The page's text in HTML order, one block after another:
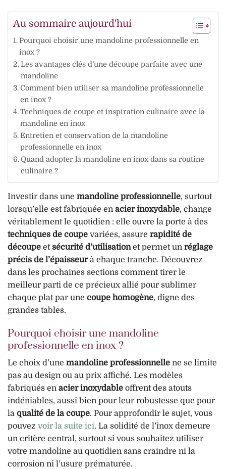
Au sommaire aujourd'hui
Pourquoi choisir une mandoline professionnelle en
inox ?
Les avantages clés d’une découpe parfaite avec une
mandoline
Comment bien utiliser sa mandoline professionnelle
en inox ?
Techniques de coupe et inspiration culinaire avec la
mandoline en inox
Entretien et conservation de la mandoline
professionnelle en inox
Quand adopter la mandoline en inox dans sa routine
culinaire ?
Investir dans une mandoline professionnelle, surtout
lorsqu’elle est fabriquée en acier inoxydable, change
véritablement le quotidien : elle ouvre la porte à des
techniques de coupe variées, assure rapidité de
découpe etsécurité d’utilisationet permet un réglage
précis de l’épaisseurà chaque tranche. Découvrez
dans les prochaines sections comment tirer le
meilleur parti de ce précieux allié pour sublimer
chaque plat par une coupe homogène, digne des
grandes tables.
Pourquoi choisir une mandoline
professionnelle en inox ?
Le choix d’une mandoline professionnelle ne se limite
pas au design ou au prix affiché. Les modèles
fabriqués en acier inoxydable offrent des atouts
indéniables, aussi bien pour leur robustesse que pour
la qualité de la coupe. Pour approfondir le sujet, vous
pouvez voir la suite ici. La solidité de l’inox demeure
un critère central, surtout si vous souhaitez utiliser
votre mandoline au quotidien sans craindre ni la
corrosion ni l’usure prématurée.